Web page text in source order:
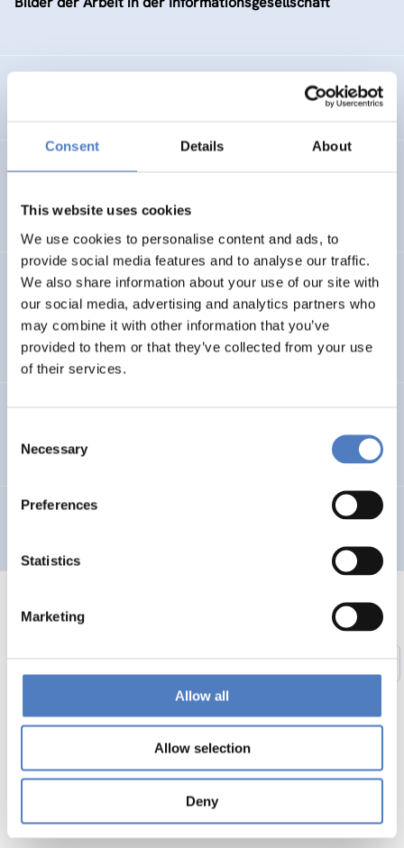
Consent Details About
This website uses cookies
We use cookies to personalise content and ads, to
provide social media features and to analyse our traffic.
We also share information about your use of our site with
our social media, advertising and analytics partners who
may combine it with other information that you’ve
provided to them or that they’ve collected from your use
of their services.
Selection
Necessary
Preferences
Statistics
Marketing
Allow all
Allow selection
Deny
Gender Mainstreaming in der Wiener Arbeitsmarktpolitik
SOCIAL INCLUSION (INCL. MIGRATION)
Weiterbildung für unternehmerisch aktive
ImmigrantInnen
SOCIAL INCLUSION (INCL. MIGRATION)
Evaluierung der Siemens-Qualifizierungsmaßnahmen
… 56
page